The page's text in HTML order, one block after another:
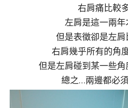
右肩痛比較
左肩是這一兩年
但是表徵卻是左
右肩幾乎所有的角
但是左肩碰到某一些
總之…兩邊都必